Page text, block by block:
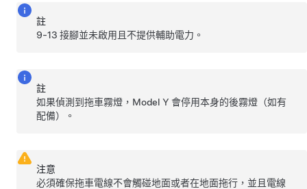
註
9-13 接腳並未啟用且不提供輔助電力。
註
如果偵測到拖車霧燈， Model Y 會停用本身的後霧燈（如有
配備）。
注意
必須確保拖車電線不會觸碰地面或者在地面拖行，並且電線